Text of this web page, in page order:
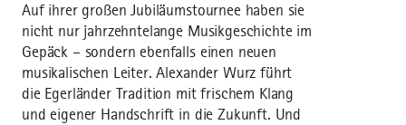
Auf ihrer großen Jubiläumstournee haben sie
nicht nur jahrzehntelange Musikgeschichte im
Gepäck – sondern ebenfalls einen neuen
musikalischen Leiter. Alexander Wurz führt
die Egerländer Tradition mit frischem Klang
und eigener Handschrift in die Zukunft. Und